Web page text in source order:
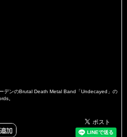
デンのBrutal Death Metal Band「Undecayed」の
。